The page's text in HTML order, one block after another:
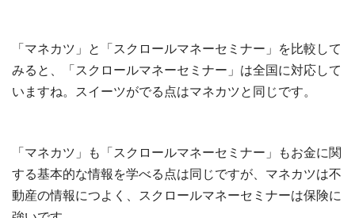
「マネカツ」と「スクロールマネーセミナー」を比較して
みると、「スクロールマネーセミナー」は全国に対応して
いますね。スイーツがでる点はマネカツと同じです。
「マネカツ」も「スクロールマネーセミナー」もお金に関
する基本的な情報を学べる点は同じですが、マネカツは不
動産の情報につよく、スクロールマネーセミナーは保険に